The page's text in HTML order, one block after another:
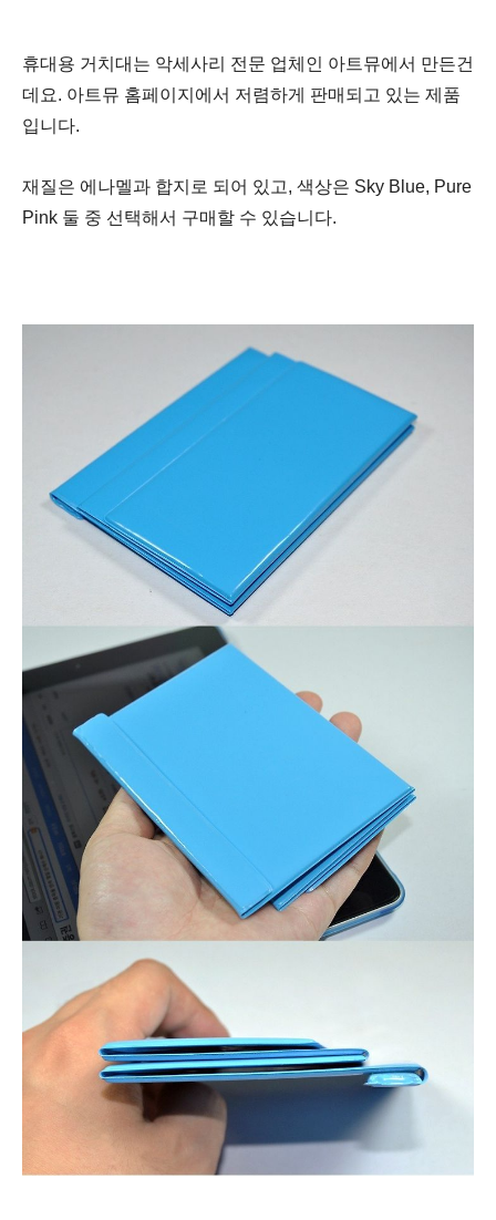
휴대용 거치대는 악세사리 전문 업체인 아트뮤에서 만든건
데요. 아트뮤 홈페이지에서 저렴하게 판매되고 있는 제품
입니다.
재질은 에나멜과 합지로 되어 있고, 색상은 Sky Blue, Pure
Pink 둘 중 선택해서 구매할 수 있습니다.